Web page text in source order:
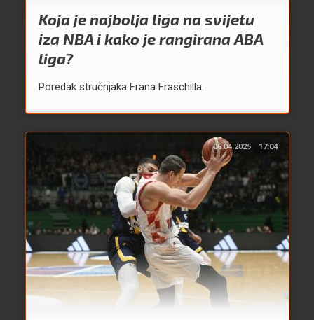
Koja je najbolja liga na svijetu
iza NBA i kako je rangirana ABA
liga?
Poredak stručnjaka Frana Fraschilla.
06.04.2025. 17:04